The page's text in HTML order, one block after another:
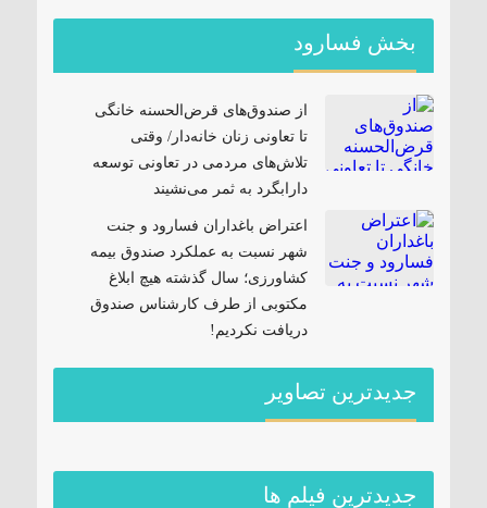
بخش فسارود
از صندوق‌های قرض‌الحسنه خانگی
تا تعاونی زنان خانه‌دار/ وقتی
تلاش‌های مردمی در تعاونی توسعه
دارابگرد به ثمر می‌نشیند
اعتراض باغداران فسارود و جنت
شهر نسبت به عملکرد صندوق بیمه
کشاورزی؛ سال گذشته هیچ ابلاغ
مکتوبی از طرف کارشناس صندوق
دریافت نکردیم!
جدیدترین تصاویر
جديدترين فیلم ها